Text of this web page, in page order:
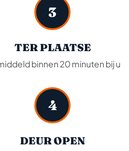
3
TER PLAATSE
binnen 20 minuten bij u
4
DEUR OPEN